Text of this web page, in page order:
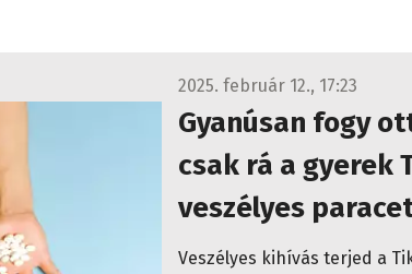
2025. február 12., 17:23
Gyanúsan fogy
csak rá a gyerek
veszélyes
Veszélyes kihívás terjed a